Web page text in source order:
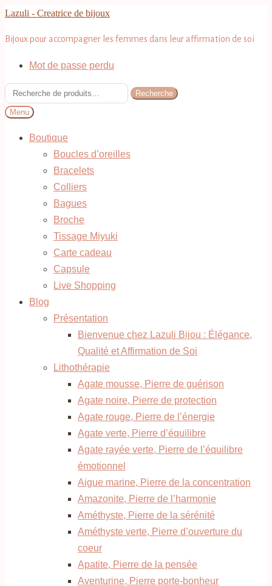
Aller
la
navigation
Aller
contenu
Lazuli - Creatrice de bijoux
Bijoux pour accompagner les femmes dans leur affirmation de soi
Mot de passe perdu
Recherche
pour :
Recherche
Menu
Boutique
Boucles d’oreilles
Bracelets
Colliers
Bagues
Broche
Tissage Miyuki
Carte cadeau
Capsule
Live Shopping
Blog
Présentation
Bienvenue chez Lazuli Bijou : Élégance,
Qualité et Affirmation de Soi
Lithothérapie
Agate mousse, Pierre de guérison
Agate noire, Pierre de protection
Agate rouge, Pierre de l’énergie
Agate verte, Pierre d’équilibre
Agate rayée verte, Pierre de l’équilibre
émotionnel
Aigue marine, Pierre de la concentration
Amazonite, Pierre de l’harmonie
Améthyste, Pierre de la sérénité
Améthyste verte, Pierre d’ouverture du
coeur
Apatite, Pierre de la pensée
Aventurine, Pierre porte-bonheur